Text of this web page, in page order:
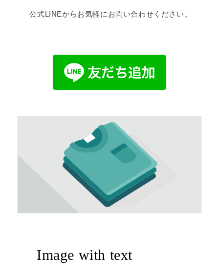
公式LINEからお気軽にお問い合わせください。
Image with text